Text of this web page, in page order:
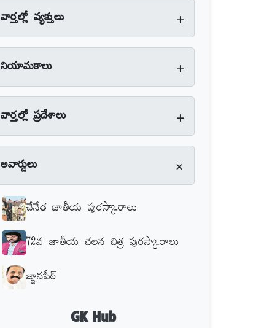
వార్తల్లో వ్యక్తులు +
నియామకాలు +
వార్తల్లో ప్రదేశాలు +
అవార్డులు +
చేనేత జాతీయ పురస్కారాలు
72వ జాతీయ చలన చిత్ర పురస్కారాలు
జ్ఞానపీఠ్‌
GK Hub